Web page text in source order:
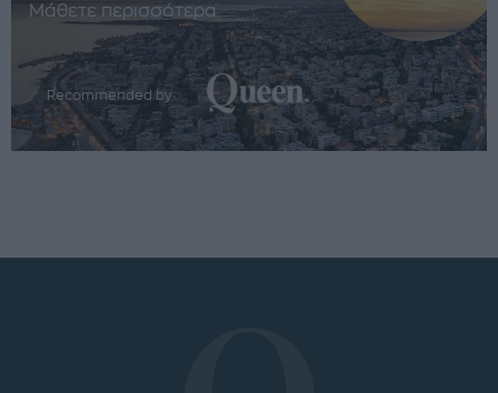
Μάθετε περισσότερα
Recommended by